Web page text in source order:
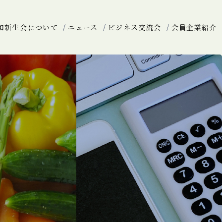
新生会について ニュース ビジネス交流会 会員企業紹介